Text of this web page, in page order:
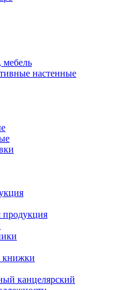
настенные
книжки
канцелярский